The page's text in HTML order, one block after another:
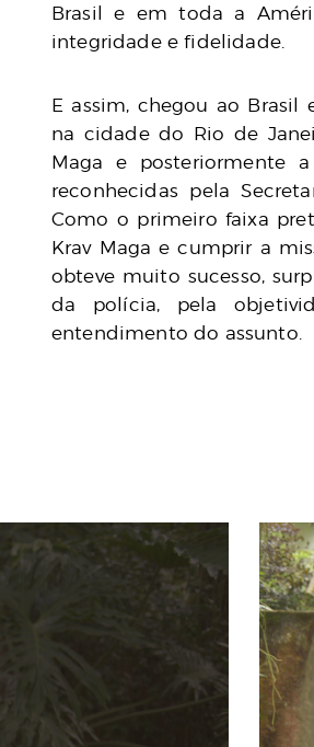
Brasil e em toda a
integridade e fidelidade.
E assim, chegou ao Brasil
na cidade do Rio de
Maga e posteriormente
reconhecidas pela
Como o primeiro faixa
Krav Maga e cumprir a
obteve muito sucesso,
da polícia, pela
entendimento do assunto.